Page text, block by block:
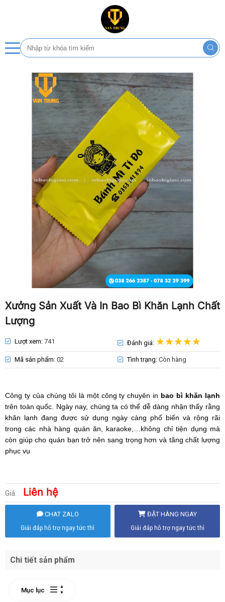
Xưởng Sản Xuất Và In Bao Bì Khăn Lạnh Chất
Lượng
Lượt xem: 741 Đánh giá:
Mã sản phẩm: 02 Tình trạng: Còn hàng
Công ty của chúng tôi là một công ty chuyên in bao bì khăn lạnh
trên toàn quốc. Ngày nay, chúng ta có thể dễ dàng nhận thấy rằng
khăn lạnh đang được sử dụng ngày càng phổ biến và rộng rãi
trong các nhà hàng quán ăn, karaoke,… không chỉ tiện dụng mà
còn giúp cho quán bạn trở nên sang trọng hơn và tăng chất lượng
phục vụ
Giá: Liên hệ
CHAT ZALO
Giải đáp hỗ trợ ngay tức thì
ĐẶT HÀNG NGAY
Giải đáp hỗ trợ ngay tức thì
Chi tiết sản phẩm
Mục lục